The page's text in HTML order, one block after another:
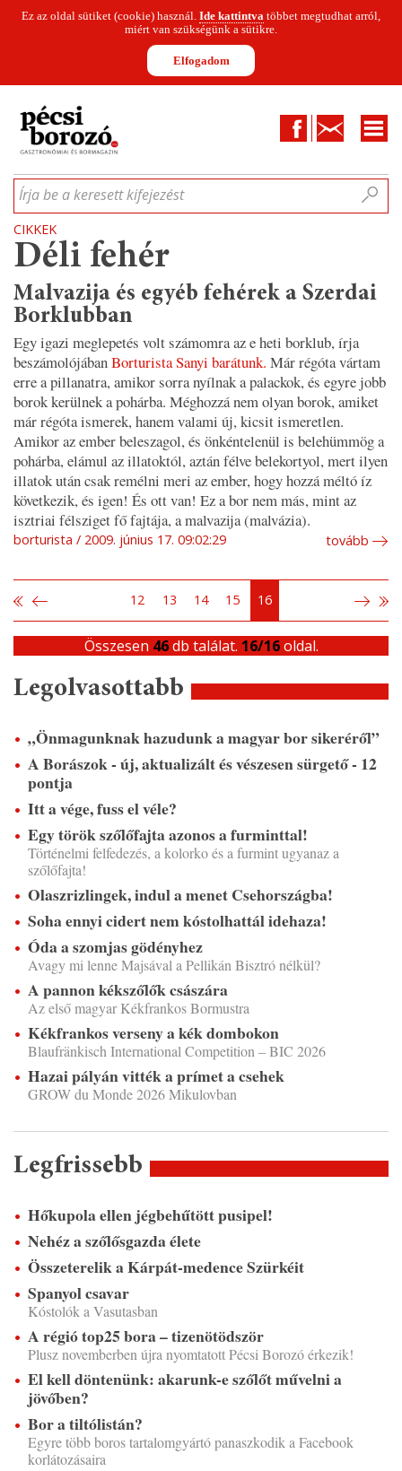
Ez az oldal sütiket (cookie) használ. Ide kattintva többet megtudhat arról,
miért van szükségünk a sütikre.
Elfogadom
FacebookKapcsolat
CIKKEKHÍREKINFOGRAFIKÁKMUNKATÁRSAKWINESOFA
Írja be a keresett kifejezést
CIKKEK
Déli fehér
Malvazija és egyéb fehérek a Szerdai
Borklubban
Egy igazi meglepetés volt számomra az e heti borklub, írja
beszámolójábanBorturista Sanyi barátunk. Már régóta vártam
erre a pillanatra, amikor sorra nyílnak a palackok, és egyre jobb
borok kerülnek a pohárba. Méghozzá nem olyan borok, amiket
már régóta ismerek, hanem valami új, kicsit ismeretlen.
Amikor az ember beleszagol, és önkéntelenül is belehümmög a
pohárba, elámul az illatoktól, aztán félve belekortyol, mert ilyen
illatok után csak remélni meri az ember, hogy hozzá méltó íz
következik, és igen! És ott van! Ez a bor nem más, mint az
isztriai félsziget fő fajtája, a malvazija (malvázia).
borturista 2009. június 17. 09:02:29 tovább
12 13 14 15 16
Összesen 46db találat. 16/16oldal.
Legolvasottabb
„Önmagunknak hazudunk a magyar bor sikeréről”
A Borászok - új, aktualizált és vészesen sürgető - 12
pontja
Itt a vége, fuss el véle?
Egy török szőlőfajta azonos a furminttal!
Történelmi felfedezés, a kolorko és a furmint ugyanaz a
szőlőfajta!
Olaszrizlingek, indul a menet Csehországba!
Soha ennyi cidert nem kóstolhattál idehaza!
Óda a szomjas gödényhez
Avagy mi lenne Majsával a Pellikán Bisztró nélkül?
A pannon kékszőlők császára
Az első magyar Kékfrankos Bormustra
Kékfrankos verseny a kék dombokon
Blaufränkisch International Competition – BIC 2026
Hazai pályán vitték a prímet a csehek
GROW du Monde 2026 Mikulovban
Legfrissebb
Hőkupola ellen jégbehűtött pusipel!
Nehéz a szőlősgazda élete
Összeterelik a Kárpát-medence Szürkéit
Spanyol csavar
Kóstolók a Vasutasban
A régió top25 bora – tizenötödször
Plusz novemberben újra nyomtatott Pécsi Borozó érkezik!
El kell döntenünk: akarunk-e szőlőt művelni a
jövőben?
Bor a tiltólistán?
Egyre több boros tartalomgyártó panaszkodik a Facebook
korlátozásaira